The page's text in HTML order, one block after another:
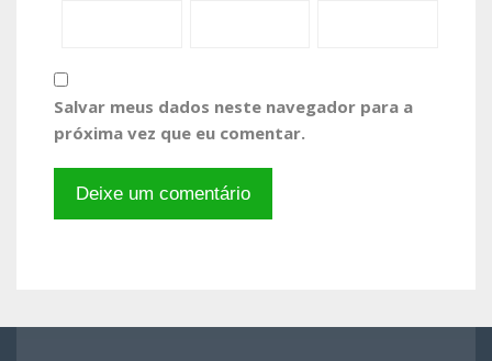
Salvar meus dados neste navegador para a
próxima vez que eu comentar.